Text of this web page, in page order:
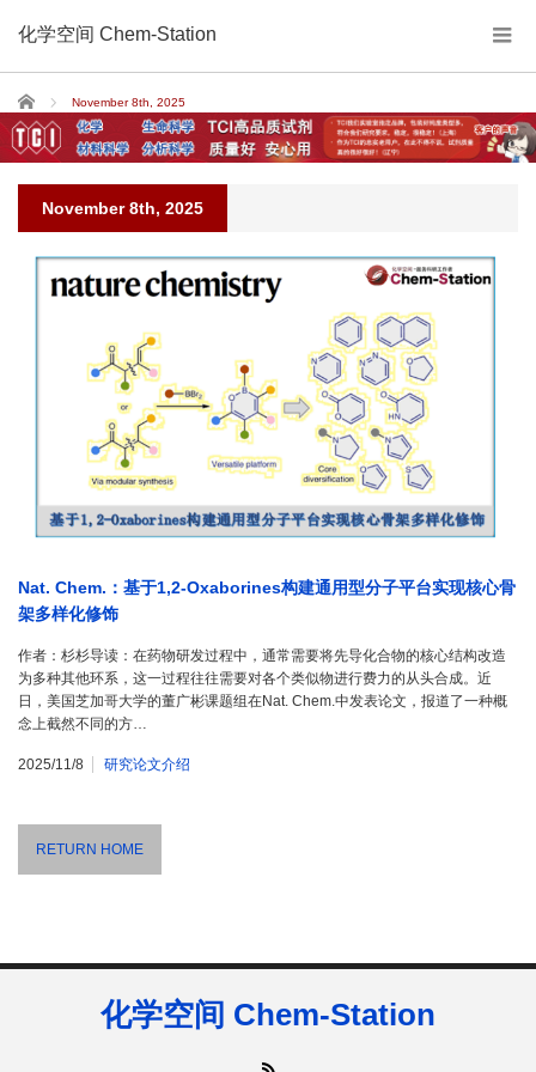
化学空间 Chem-Station
Home November 8th, 2025
November 8th, 2025
Nat. Chem.：基于1,2-Oxaborines构建通用型分子平台实现核心骨
架多样化修饰
作者：杉杉导读：在药物研发过程中，通常需要将先导化合物的核心结构改造
为多种其他环系，这一过程往往需要对各个类似物进行费力的从头合成。近
日，美国芝加哥大学的董广彬课题组在Nat. Chem.中发表论文，报道了一种概
念上截然不同的方…
2025/11/8 研究论文介绍
RETURN HOME
化学空间 Chem-Station